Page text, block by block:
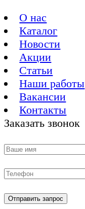
О нас
Каталог
Новости
Акции
Статьи
Наши работы
Вакансии
Контакты
Заказать звонок